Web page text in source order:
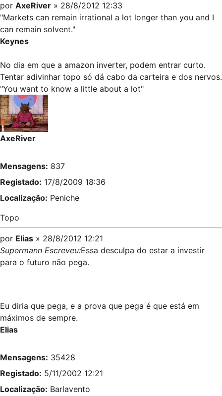
por AxeRiver » 28/8/2012 12:33
"Markets can remain irrational a lot longer than you and I
can remain solvent."
Keynes
No dia em que a amazon inverter, podem entrar curto.
Tentar adivinhar topo só dá cabo da carteira e dos nervos.
"You want to know a little about a lot"
AxeRiver
Mensagens: 837
Registado: 17/8/2009 18:36
Localização: Peniche
Topo
por Elias » 28/8/2012 12:21
Supermann Escreveu:Essa desculpa do estar a investir
para o futuro não pega.
Eu diria que pega, e a prova que pega é que está em
máximos de sempre.
Elias
Mensagens: 35428
Registado: 5/11/2002 12:21
Localização: Barlavento